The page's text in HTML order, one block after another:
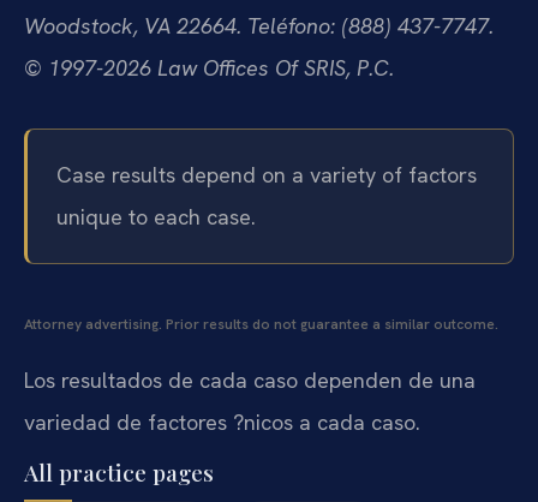
Woodstock, VA 22664. Teléfono: (888) 437-7747.
© 1997-2026 Law Offices Of SRIS, P.C.
Case results depend on a variety of factors
unique to each case.
Attorney advertising. Prior results do not guarantee a similar outcome.
Los resultados de cada caso dependen de una
variedad de factores ?nicos a cada caso.
All practice pages